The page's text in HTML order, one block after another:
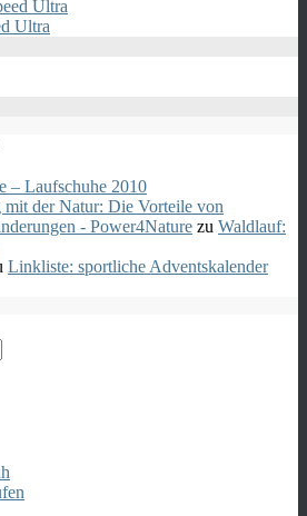
Ultra
– Laufschuhe 2010
mit der Natur: Die Vorteile von
- Power4Nature zu Waldlauf:
Linkliste: sportliche Adventskalender